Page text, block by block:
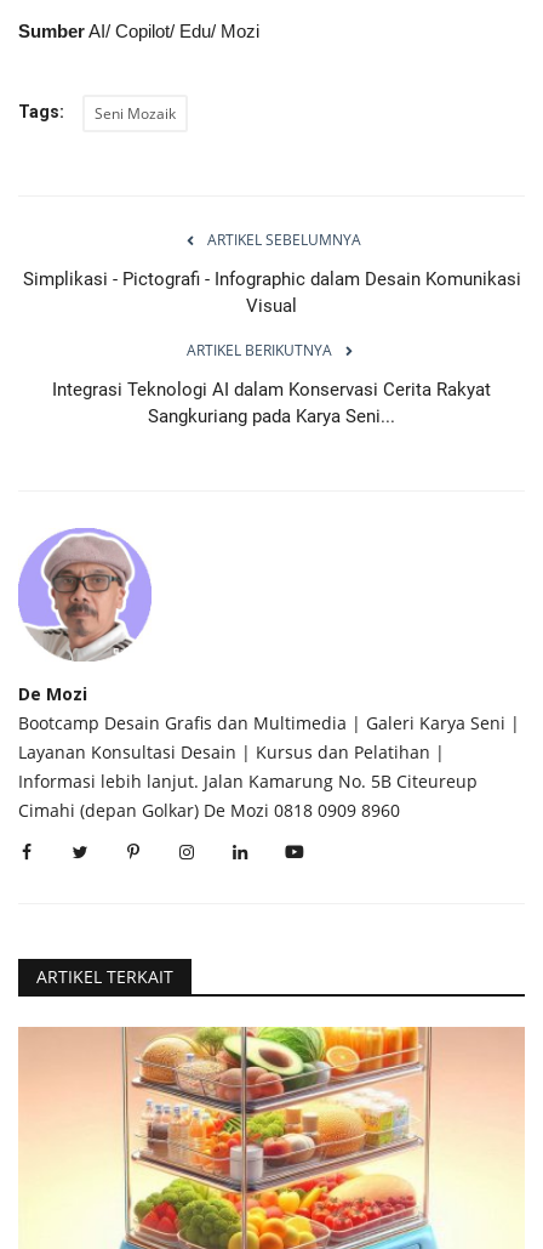
SumberAI/ Copilot/ Edu/ Mozi
Tags: Seni Mozaik
ARTIKEL SEBELUMNYA
Simplikasi - Pictografi - Infographic dalam Desain Komunikasi
Visual
ARTIKEL BERIKUTNYA
Integrasi Teknologi AI dalam Konservasi Cerita Rakyat
Sangkuriang pada Karya Seni...
De Mozi
Bootcamp Desain Grafis dan Multimedia | Galeri Karya Seni |
Layanan Konsultasi Desain | Kursus dan Pelatihan |
Informasi lebih lanjut. Jalan Kamarung No. 5B Citeureup
Cimahi (depan Golkar) De Mozi 0818 0909 8960
ARTIKEL TERKAIT